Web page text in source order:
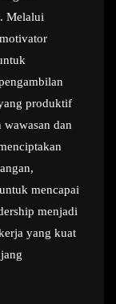
Melalui
produktif
dan
mencapai
menjadi
yang kuat